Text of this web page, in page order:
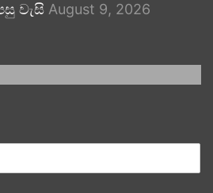
වැසි August 9, 2026